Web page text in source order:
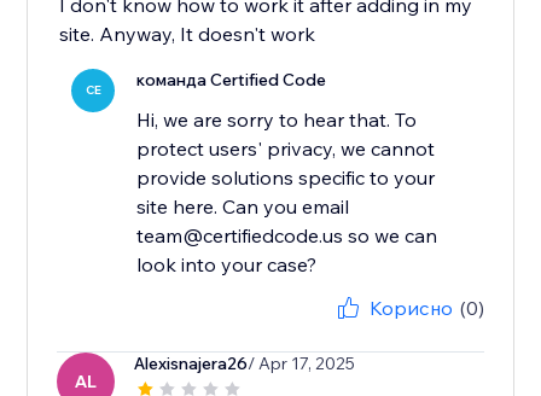
I don't know how to work it after adding in my
site. Anyway, It doesn't work
CE команда Certified Code
Hi, we are sorry to hear that. To
protect users' privacy, we cannot
provide solutions specific to your
site here. Can you email
team@certifiedcode.us so we can
Корисно (0)
AL
Alexisnajera26/ Apr 17, 2025